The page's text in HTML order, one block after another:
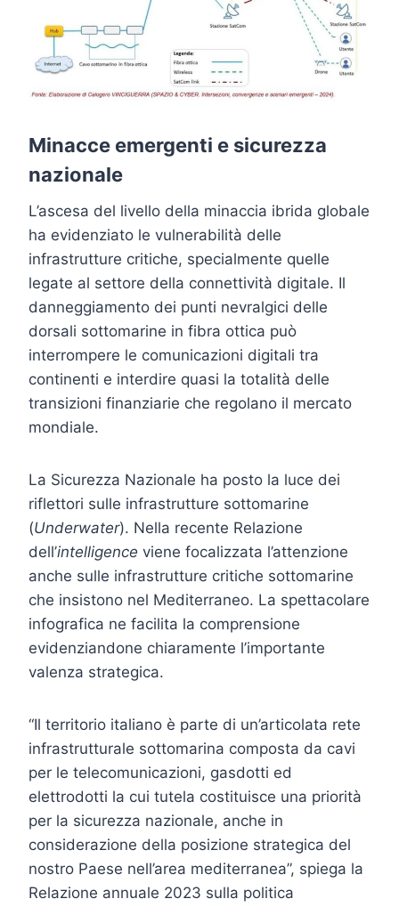
Minacce emergenti e sicurezza
nazionale
L’ascesa del livello della minaccia ibrida globale
ha evidenziato le vulnerabilità delle
infrastrutture critiche, specialmente quelle
legate al settore della connettività digitale. Il
danneggiamento dei punti nevralgici delle
dorsali sottomarine in fibra ottica può
interrompere le comunicazioni digitali tra
continenti e interdire quasi la totalità delle
transizioni finanziarie che regolano il mercato
mondiale.
La Sicurezza Nazionale ha posto la luce dei
riflettori sulle infrastrutture sottomarine
(Underwater). Nella recente Relazione
dell’intelligence viene focalizzata l’attenzione
anche sulle infrastrutture critiche sottomarine
che insistono nel Mediterraneo. La spettacolare
infografica ne facilita la comprensione
evidenziandone chiaramente l’importante
valenza strategica.
“Il territorio italiano è parte di un’articolata rete
infrastrutturale sottomarina composta da cavi
per le telecomunicazioni, gasdotti ed
elettrodotti la cui tutela costituisce una priorità
per la sicurezza nazionale, anche in
considerazione della posizione strategica del
nostro Paese nell’area mediterranea”, spiega la
Relazione annuale 2023 sulla politica